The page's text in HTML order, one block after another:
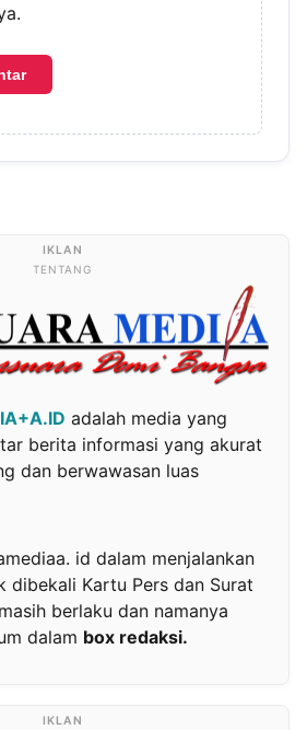
TENTANG
adalah media yang
berita informasi yang akurat
dan berwawasan luas
id dalam menjalankan
dibekali Kartu Pers dan Surat
berlaku dan namanya
dalam box redaksi.